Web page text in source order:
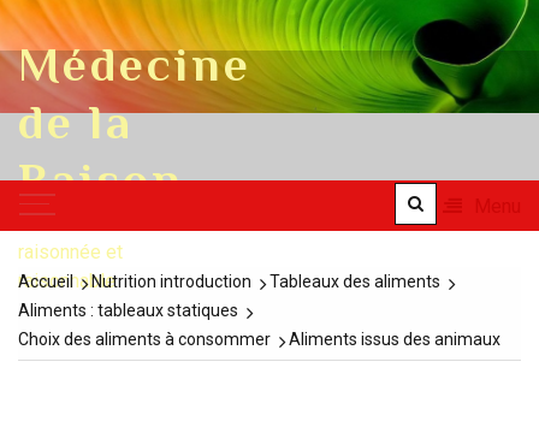
Skip to content
Médecine
de la
Raison
une médecine
raisonnée et
raisonnable
Accueil Nutrition introduction
Tableaux des aliments
Aliments : tableaux statiques
Choix des aliments à consommer
Aliments issus des animaux